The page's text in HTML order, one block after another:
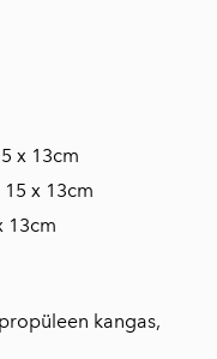
x 13cm
x 13cm
13cm
kangas,